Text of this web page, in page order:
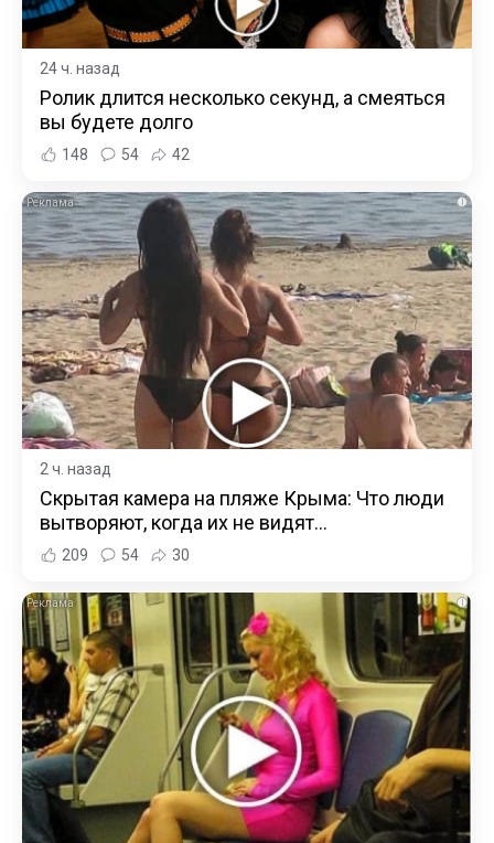
24 ч. назад
Ролик длится несколько секунд, а смеяться
вы будете долго
148 54 42
i
2 ч. назад
Скрытая камера на пляже Крыма: Что люди
вытворяют, когда их не видят...
209 54 30
i